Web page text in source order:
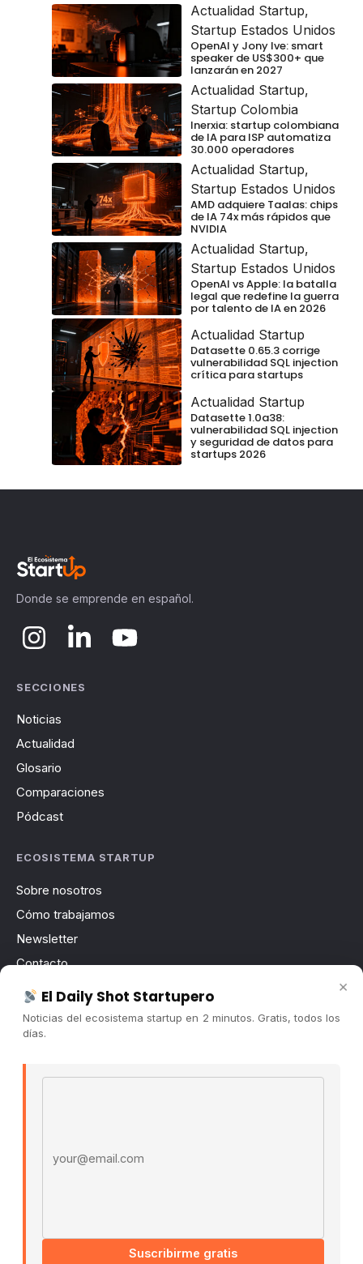
Actualidad Startup,
Startup Estados Unidos
OpenAI y Jony Ive: smart
speaker de US$300+ que
lanzarán en 2027
Actualidad Startup,
Startup Colombia
Inerxia: startup colombiana
de IA para ISP automatiza
30.000 operadores
Actualidad Startup,
Startup Estados Unidos
AMD adquiere Taalas: chips
de IA 74x más rápidos que
NVIDIA
Actualidad Startup,
Startup Estados Unidos
OpenAI vs Apple: la batalla
legal que redefine la guerra
por talento de IA en 2026
Actualidad Startup
Datasette 0.65.3 corrige
vulnerabilidad SQL injection
crítica para startups
Actualidad Startup
Datasette 1.0a38:
vulnerabilidad SQL injection
y seguridad de datos para
startups 2026
Donde se emprende en español.
SECCIONES
Noticias
Actualidad
Glosario
Comparaciones
Pódcast
ECOSISTEMA STARTUP
Sobre nosotros
Cómo trabajamos
Newsletter
Contacto
Publicidad
Convocatorias
×
El Daily Shot Startupero
Noticias del ecosistema startup en 2 minutos. Gratis, todos los
días.
Suscribirme gratis